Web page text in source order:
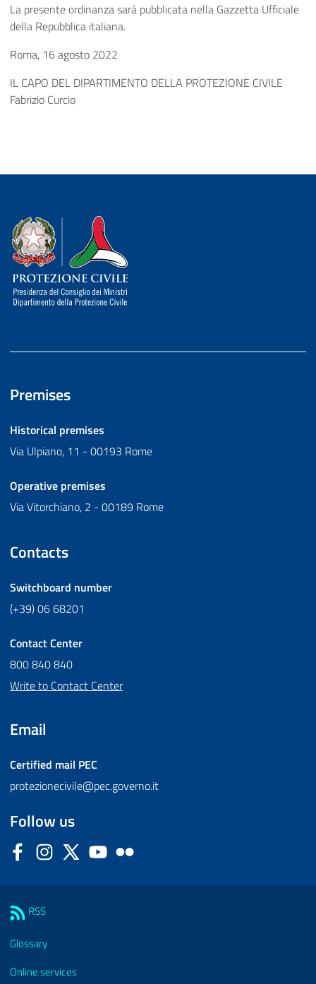
La presente ordinanza sarà pubblicata nella Gazzetta Ufficiale
della Repubblica italiana.
Roma, 16 agosto 2022
IL CAPO DEL DIPARTIMENTO DELLA PROTEZIONE CIVILE
Fabrizio Curcio
Dipartimento della Protezione Civile
Premises
Historical premises
Via Ulpiano, 11 - 00193 Rome
Operative premises
Via Vitorchiano, 2 - 00189 Rome
Contacts
Switchboard number
(+39) 06 68201
Contact Center
800 840 840
Write to Contact Center
Email
Certified mail PEC
protezionecivile@pec.governo.it
Follow us
FacebookInstagram
Twitter YouTube
RSS
Glossary
Online services